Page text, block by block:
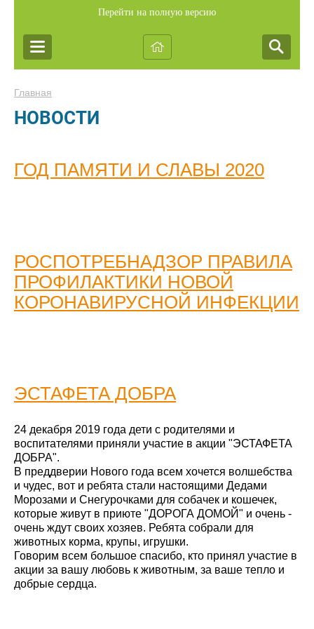
Перейти на полную версию
Главная
НОВОСТИ
ГОД ПАМЯТИ И СЛАВЫ 2020
РОСПОТРЕБНАДЗОР ПРАВИЛА
ПРОФИЛАКТИКИ НОВОЙ
КОРОНАВИРУСНОЙ ИНФЕКЦИИ
ЭСТАФЕТА ДОБРА
24 декабря 2019 года дети с родителями и
воспитателями приняли участие в акции "ЭСТАФЕТА
ДОБРА".
В преддверии Нового года всем хочется волшебства
и чудес, вот и ребята стали настоящими Дедами
Морозами и Снегурочками для собачек и кошечек,
которые живут в приюте "ДОРОГА ДОМОЙ" и очень -
очень ждут своих хозяев. Ребята собрали для
животных корма, крупы, игрушки.
Говорим всем большое спасибо, кто принял участие в
акции за вашу любовь к животным, за ваше тепло и
добрые сердца.